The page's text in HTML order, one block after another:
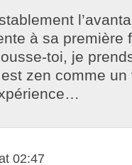
à sa première
toi, je
zen comme
02:47